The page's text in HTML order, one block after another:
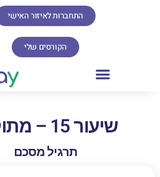
התחברות לאיזור האישי
הקורסים שלי
שיעור 15 – מתוקים
תרגיל מסכם